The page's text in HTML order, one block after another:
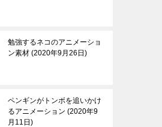
勉強するネコのアニメーショ
ン素材 2020年9月26日
ペンギンがトンボを追いかけ
るアニメーション 2020年9
月11日